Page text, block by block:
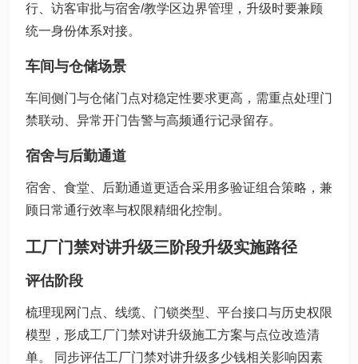
行、访客审批与宿舍/教学区边界管理，升级时要兼顾
统一身份体系对接。
车间与仓储场景
车间侧门与仓储门点对稳定性要求更高，需重点处理门
禁联动、异常开门告警与高频通行记录留存。
宿舍与后勤通道
宿舍、食堂、后勤通道更适合采用多验证组合策略，兼
顾日常通行效率与权限精细化控制。
工厂门禁对讲升级三阶段升级实施路径
评估阶段
梳理现网门点、线缆、门锁类型、平台接口与历史权限
模型，形成工厂门禁对讲升级施工方案与点位改造清
单。 同步评估工厂门禁对讲升级多少钱相关影响因素